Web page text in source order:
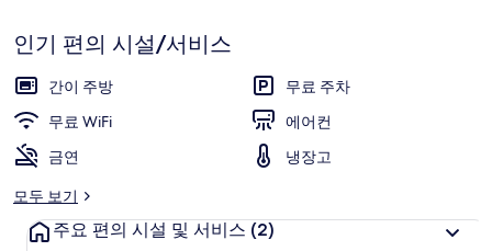
기
인기 편의 시설/서비스
간이 주방
무료 주차
무료 WiFi
에어컨
금연
냉장고
모두 보기
주요 편의 시설 및 서비스 (2)